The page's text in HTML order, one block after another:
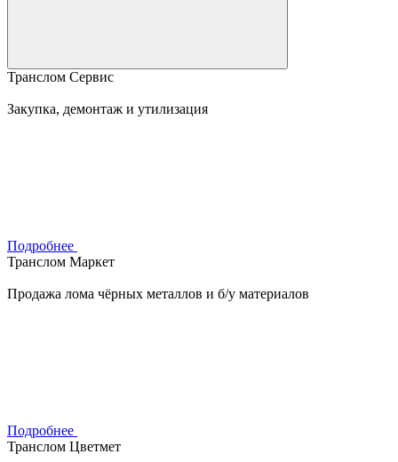
Транслом Сервис
Закупка, демонтаж и утилизация
Подробнее
Транслом Маркет
Продажа лома чёрных металлов и б/у материалов
Подробнее
Транслом Цветмет